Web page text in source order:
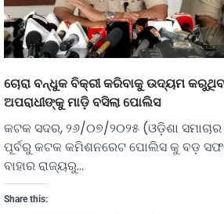
ଚୋରା ବନ୍ଧୁକ ବିକ୍ରୀ କରିବାକୁ ଉଦ୍ୟମ
ଅପରାଧୀଙ୍କୁ ମାଡ଼ି ବସିଲା ପୋଲିସ
କଟକ ସଦର, ୨୬/୦୭/୨୦୨୫ (ଓଡ଼ିଶା ସମାଚାର
ପୂର୍ବରୁ କଟକ କମିଶନରେଟ ପୋଲିସ କୁ ବଡ଼
ବାହାର ରାଜ୍ୟରୁ…
Share this: